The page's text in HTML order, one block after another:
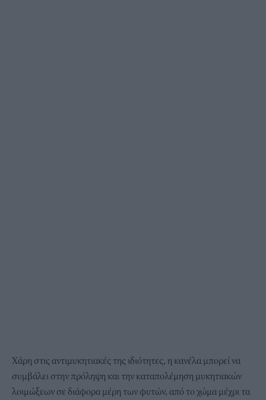
Χάρη στις αντιμυκητιακές της ιδιότητες, η κανέλα μπορεί να
συμβάλει στην πρόληψη και την καταπολέμηση μυκητιακών
λοιμώξεων σε διάφορα μέρη των φυτών, από το χώμα μέχρι τα